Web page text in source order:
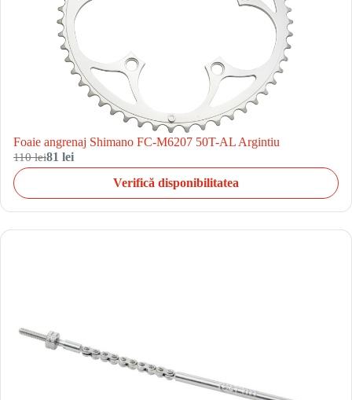
Foaie angrenaj Shimano FC-M6207 50T-AL Argintiu
110 lei81 lei
Verifică disponibilitatea